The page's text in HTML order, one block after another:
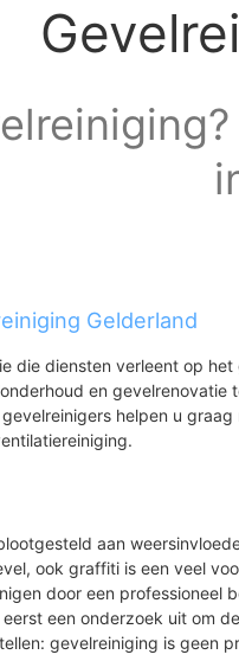
Gelderland
die diensten verleent op
en gevelrenovatie
helpen u graag
aan
ook graffiti is een veel
door een professioneel
een onderzoek uit om
gevelreiniging is geen